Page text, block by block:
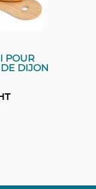
POUR
DIJON